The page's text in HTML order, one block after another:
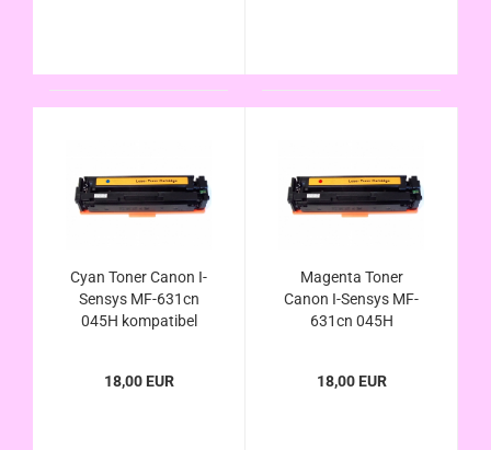
Cyan Toner Canon I-
Sensys MF-631cn
045H kompatibel
18,00 EUR
Magenta Toner
Canon I-Sensys MF-
631cn 045H
18,00 EUR